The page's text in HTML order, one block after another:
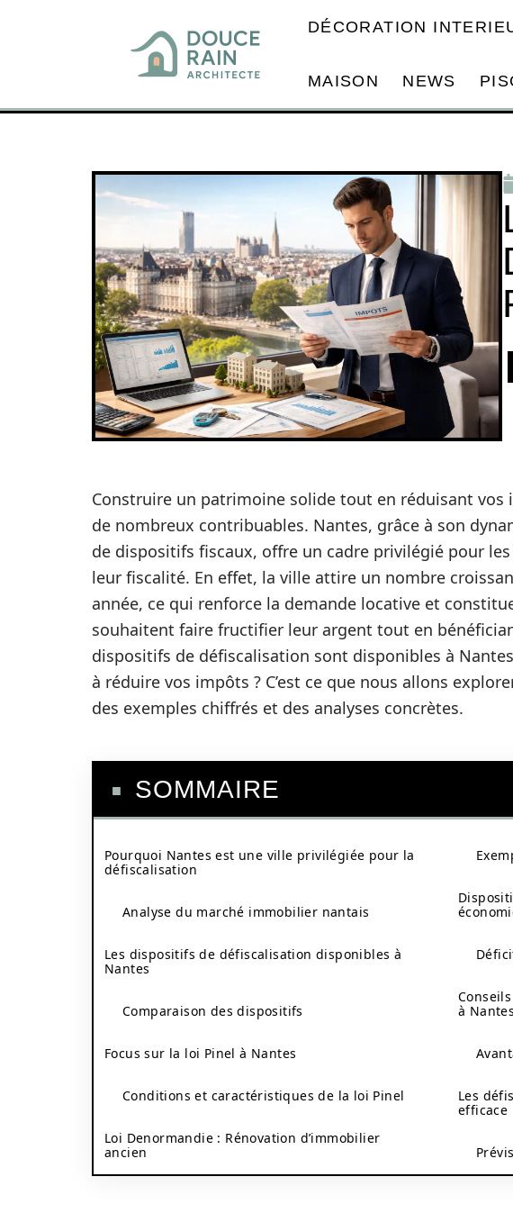
DÉCORATION
MAISON NEWS
Construire un patrimoine solide tout en réduisant vos
de nombreux contribuables. Nantes, grâce à son
de dispositifs fiscaux, offre un cadre privilégié pour
leur fiscalité. En effet, la ville attire un nombre
année, ce qui renforce la demande locative et
souhaitent faire fructifier leur argent tout en
dispositifs de défiscalisation sont disponibles à
à réduire vos impôts ? C’est ce que nous allons
des exemples chiffrés et des analyses concrètes.
SOMMAIRE
Pourquoi Nantes est une ville privilégiée pour la
défiscalisation
Analyse du marché immobilier nantais
Les dispositifs de défiscalisation disponibles à
Nantes
Comparaison des dispositifs
Focus sur la loi Pinel à Nantes
Conditions et caractéristiques de la loi Pinel
Loi Denormandie : Rénovation d’immobilier
ancien
à Nantes
Les
efficace